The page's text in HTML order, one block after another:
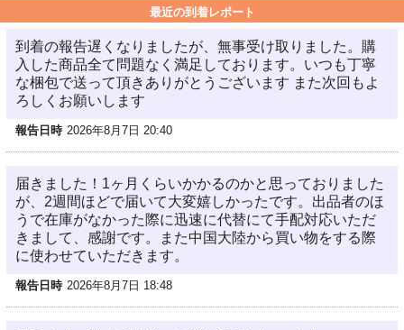
最近の到着レポート
到着の報告遅くなりましたが、無事受け取りました。購
入した商品全て問題なく満足しております。いつも丁寧
な梱包で送って頂きありがとうございます また次回もよ
ろしくお願いします
報告日時 2026年8月7日 20:40
届きました！1ヶ月くらいかかるのかと思っておりました
が、2週間ほどで届いて大変嬉しかったです。出品者のほ
うで在庫がなかった際に迅速に代替にて手配対応いただ
きまして、感謝です。また中国大陸から買い物をする際
に使わせていただきます。
報告日時 2026年8月7日 18:48